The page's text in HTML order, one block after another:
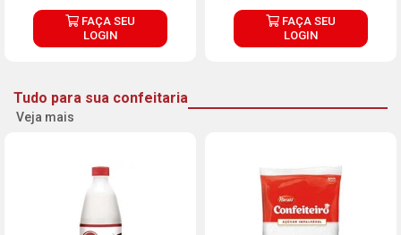
FAÇA SEU
LOGIN
FAÇA SEU
LOGIN
Tudo para sua confeitaria
Veja mais